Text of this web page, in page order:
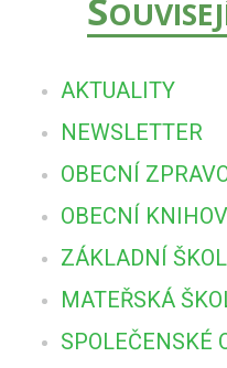
AKTUALITY
NEWSLETTER
OBECNÍ
OBECNÍ
ZÁKLADNÍ
MATEŘSKÁ
SPOLEČENSKÉ